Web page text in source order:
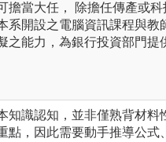
擔當大任， 除擔任傳產或科
系開設之電腦資訊課程與教
之能力，為銀行投資部門提
知識認知，並非僅熟背材料
點，因此需要動手推導公式